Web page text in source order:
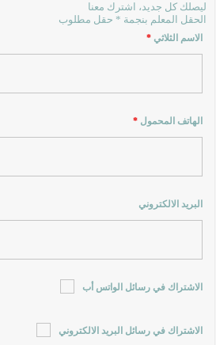
ليصلك كل جديد، اشترك معنا
الحقل المعلم بنجمة * حقل مطلوب
الاسم الثلاثي*
الهاتف المحمول*
البريد الالكتروني
الاشتراك في رسائل الواتس أب
الاشتراك في رسائل البريد الالكتروني